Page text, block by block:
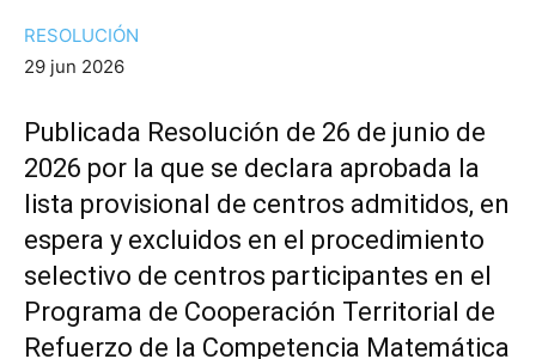
RESOLUCIÓN
29 jun 2026
Publicada Resolución de 26 de junio de
2026 por la que se declara aprobada la
lista provisional de centros admitidos, en
espera y excluidos en el procedimiento
selectivo de centros participantes en el
Programa de Cooperación Territorial de
Refuerzo de la Competencia Matemática